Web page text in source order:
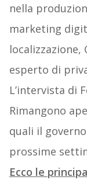
nella
marketing
localizzazione,
esperto di
L’intervista di
Rimangono
quali il
prossime
Ecco le